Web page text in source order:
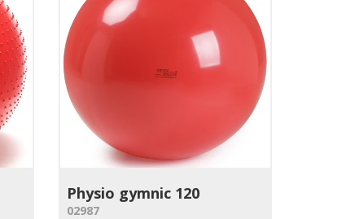
Physio gymnic 120
02987